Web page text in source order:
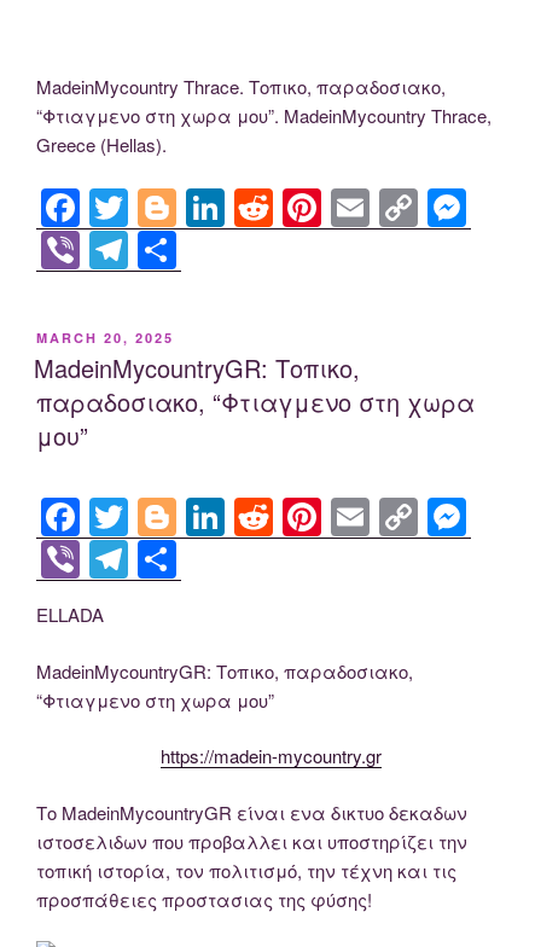
MadeinMycountry Thrace. Τοπικο, παραδοσιακο,
“Φτιαγμενο στη χωρα μου”. MadeinMycountry Thrace,
Greece (Hellas).
F
a
c
e
b
o
o
T
wi
tt
er
Bl
o
g
er
Li
n
dI
n
R
e
t
Pi
nt
st
E
m
C
o
n
e
g
Vi
b
er
T
el
e
gr
a
h
e
POSTED
ON
MARCH 20, 2025
MadeinMycountryGR: Τοπικο,
παραδοσιακο, “Φτιαγμενο στη χωρα
μου”
F
a
c
e
b
o
T
wi
tt
Bl
o
g
er
Li
n
dI
n
R
e
t
Pi
nt
st
E
m
C
o e
Vi
b
er
T
el
gr
a
h
e
ELLADA
MadeinMycountryGR: Τοπικο, παραδοσιακο,
“Φτιαγμενο στη χωρα μου”
https://madein-mycountry.gr
Το MadeinMycountryGR είναι ενα δικτυο δεκαδων
ιστοσελιδων που προβαλλει και υποστηρίζει την
τοπική ιστορία, τον πολιτισμό, την τέχνη και τις
προσπάθειες προστασιας της φύσης!